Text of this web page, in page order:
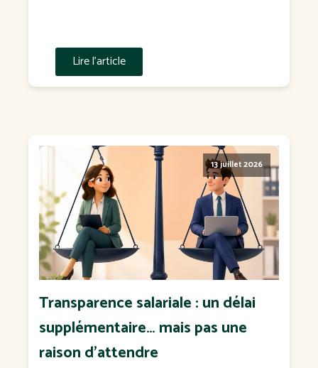
Lire l'article
13 juillet 2026
Transparence salariale : un délai
supplémentaire… mais pas une
raison d'attendre